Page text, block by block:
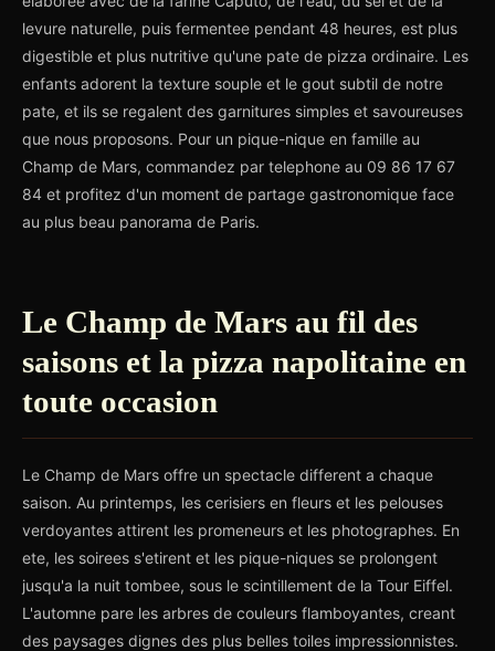
levure naturelle, puis fermentee pendant 48 heures, est plus
digestible et plus nutritive qu'une pate de pizza ordinaire. Les
enfants adorent la texture souple et le gout subtil de notre
pate, et ils se regalent des garnitures simples et savoureuses
que nous proposons. Pour un pique-nique en famille au
Champ de Mars, commandez par telephone au 09 86 17 67
84 et profitez d'un moment de partage gastronomique face
au plus beau panorama de Paris.
Le Champ de Mars au fil des
saisons et la pizza napolitaine en
toute occasion
Le Champ de Mars offre un spectacle different a chaque
saison. Au printemps, les cerisiers en fleurs et les pelouses
verdoyantes attirent les promeneurs et les photographes. En
ete, les soirees s'etirent et les pique-niques se prolongent
jusqu'a la nuit tombee, sous le scintillement de la Tour Eiffel.
L'automne pare les arbres de couleurs flamboyantes, creant
des paysages dignes des plus belles toiles impressionnistes.